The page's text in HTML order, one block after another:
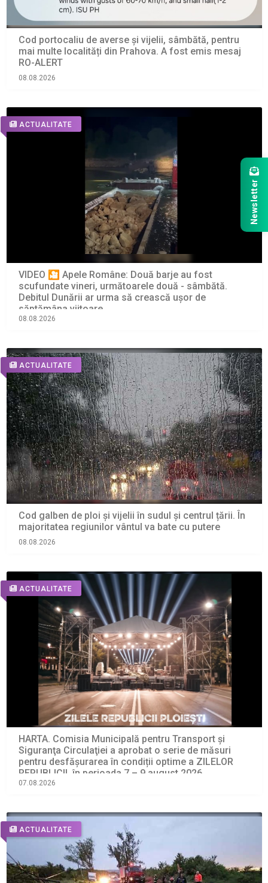
Cod portocaliu de averse și vijelii, sâmbătă, pentru
mai multe localități din Prahova. A fost emis mesaj
RO-ALERT
08.08.2026
ACTUALITATE
VIDEO 🎦 Apele Române: Două barje au fost
scufundate vineri, următoarele două - sâmbătă.
Debitul Dunării ar urma să crească ușor de
săptămâna viitoare
08.08.2026
ACTUALITATE
Cod galben de ploi și vijelii în sudul și centrul țării. În
majoritatea regiunilor vântul va bate cu putere
08.08.2026
ACTUALITATE
HARTA. Comisia Municipală pentru Transport şi
Siguranţa Circulaţiei a aprobat o serie de măsuri
pentru desfășurarea în condiții optime a ZILELOR
REPUBLICII, în perioada 7 – 9 august 2026
07.08.2026
ACTUALITATE
Newsletter